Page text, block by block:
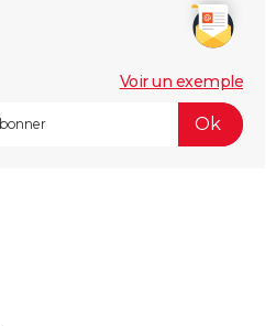
Voir un exemple